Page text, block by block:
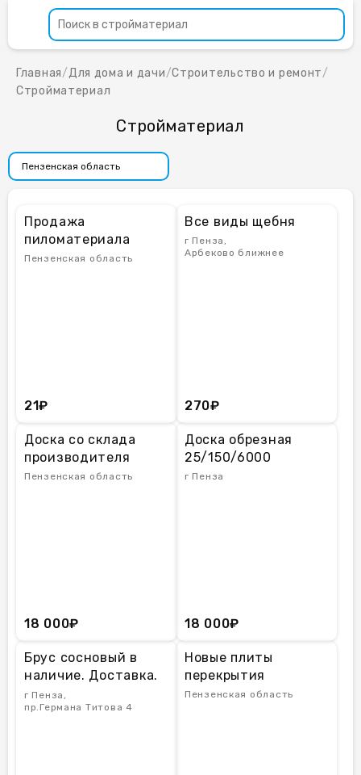
Главная/Для дома и дачи/Строительство и ремонт/
Стройматериал
Стройматериал
Продажа
пиломатериала
Пензенская область
21₽
Все виды щебня
г Пенза,
Арбеково ближнее
270₽
Доска со склада
производителя
Пензенская область
18 000₽
Доска обрезная
25/150/6000
г Пенза
18 000₽
Брус сосновый в
наличие. Доставка.
Качество
г Пенза,
пр.Германа Титова 4
Новые плиты
перекрытия
Пензенская область